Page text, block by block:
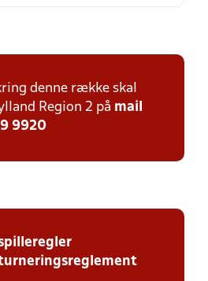
denne række skal
Region 2 på mail
9920